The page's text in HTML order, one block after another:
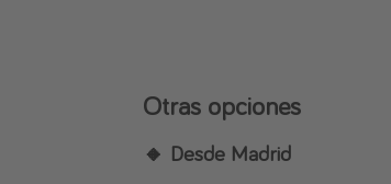
Otras opciones
🔸 Desde Madrid